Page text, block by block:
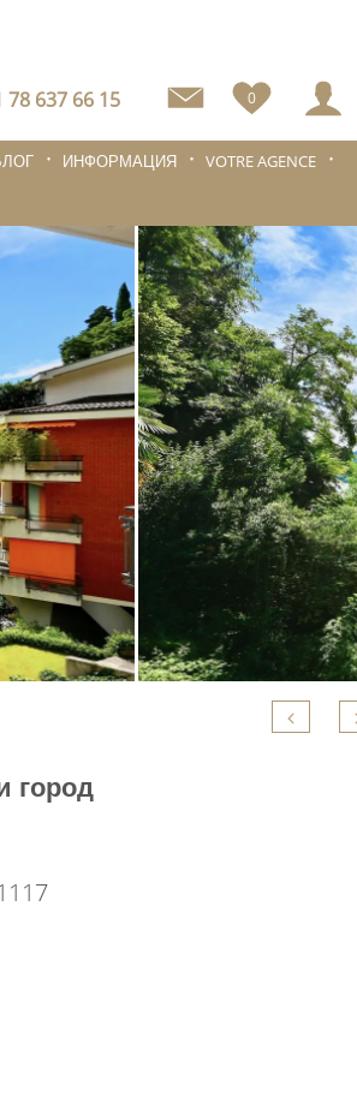
78 637 66 15 0
ИНФОРМАЦИЯ
VOTRE AGENCE
город